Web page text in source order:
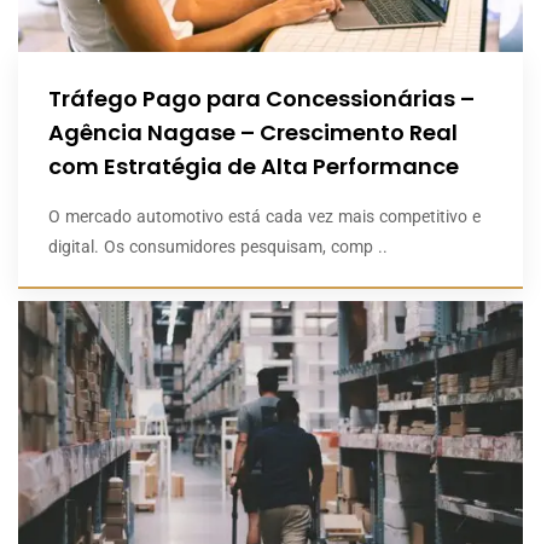
Tráfego Pago para Concessionárias –
Agência Nagase – Crescimento Real
com Estratégia de Alta Performance
O mercado automotivo está cada vez mais competitivo e
digital. Os consumidores pesquisam, comp ..